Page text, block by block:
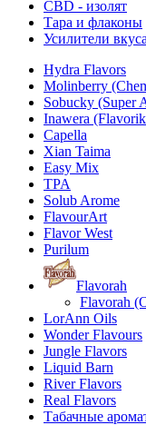
CBD - изолят
Тара и флаконы
Усилители вкуса
Hydra Flavors
Molinberry
Sobucky (Super
Inawera
Capella
Xian Taima
Easy Mix
TPA
Solub Arome
FlavourArt
Flavor West
Purilum
Flavorah
Flavorah
LorAnn Oils
Wonder Flavours
Jungle Flavors
Liquid Barn
River Flavors
Real Flavors
Табачные